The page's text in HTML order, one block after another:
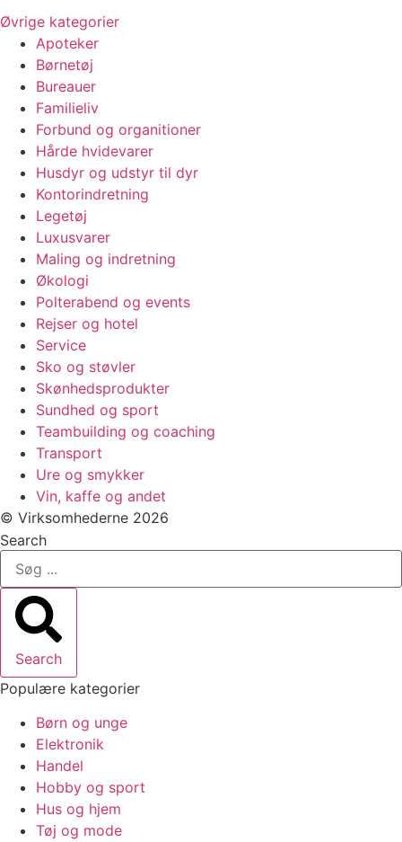
Øvrige kategorier
Apoteker
Børnetøj
Bureauer
Familieliv
Forbund og organitioner
Hårde hvidevarer
Husdyr og udstyr til dyr
Kontorindretning
Legetøj
Luxusvarer
Maling og indretning
Økologi
Polterabend og events
Rejser og hotel
Service
Sko og støvler
Skønhedsprodukter
Sundhed og sport
Teambuilding og coaching
Transport
Ure og smykker
Vin, kaffe og andet
© Virksomhederne 2026
Search
Search
Populære kategorier
Børn og unge
Elektronik
Handel
Hobby og sport
Hus og hjem
Tøj og mode